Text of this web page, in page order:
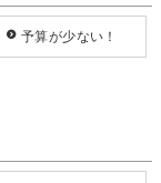
予算が少ない！